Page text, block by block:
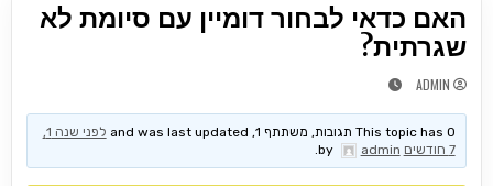
האם כדאי לבחור דומיין עם סיומת לא
שגרתית?
ADMIN
This topic has 0 תגובות, משתתף 1, and was last updated
לפני שנה 1,
7 חודשים
admin
.